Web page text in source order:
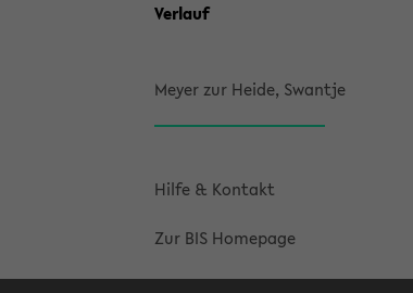
Verlauf
Meyer zur Heide, Swantje
Hilfe & Kontakt
Zur BIS Homepage